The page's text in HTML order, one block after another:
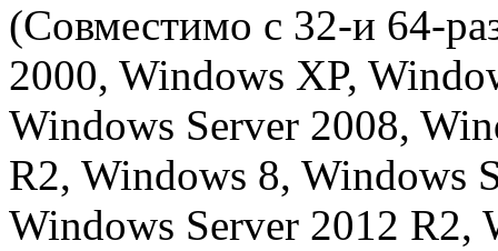
(Совместимо с 32-и 64-
2000, Windows XP,
Windows Server 2008,
R2, Windows 8, Windows
Windows Server 2012 R2,